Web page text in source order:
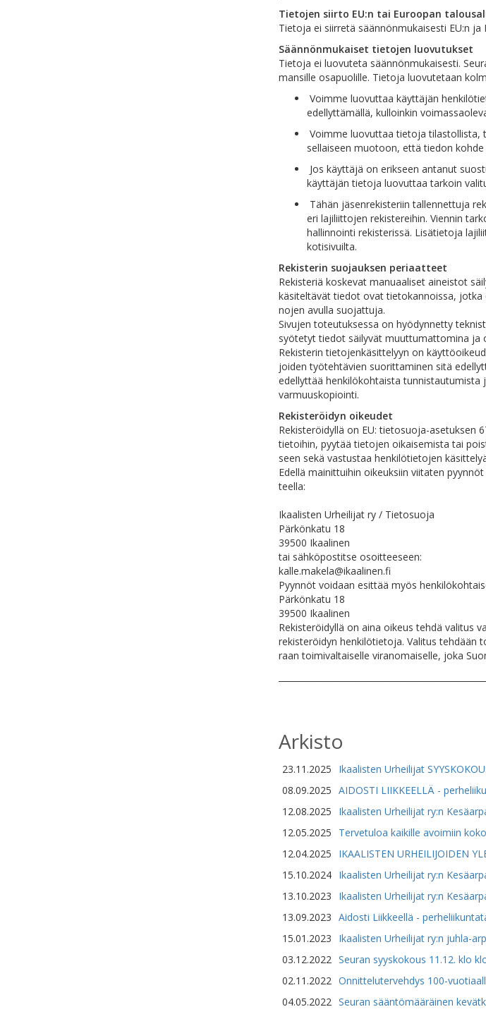
Tietojen siirto EU:n tai Euroopan
Tietoja ei siirretä säännönmukaisesti EU:n
Säännönmukaiset tietojen luovutukset
Tietoja ei luovuteta säännönmukaisesti.
mansille osapuolille. Tietoja luovutetaan
Voimme luovuttaa käyttäjän
edellyttämällä, kulloinkin
Voimme luovuttaa tietoja
sellaiseen muotoon, että tiedon
Jos käyttäjä on erikseen antanut
käyttäjän tietoja luovuttaa tarkoin
Tähän jäsenrekisteriin tallennettuja
eri lajiliittojen rekistereihin. Viennin
hallinnointi rekisterissä. Lisätietoja
kotisivuilta.
Rekisterin suojauksen periaatteet
Rekisteriä koskevat manuaaliset aineistot
käsiteltävät tiedot ovat tietokannoissa,
nojen avulla suojattuja.
Sivujen toteutuksessa on hyödynnetty
syötetyt tiedot säilyvät muuttumattomina ja
Rekisterin tietojenkäsittelyyn on
joiden työtehtävien suorittaminen sitä
edellyttää henkilökohtaista tunnistautumista
varmuuskopiointi.
Rekisteröidyn oikeudet
Rekisteröidyllä on EU: tietosuoja-asetuksen
tietoihin, pyytää tietojen oikaisemista tai
seen sekä vastustaa henkilötietojen
Edellä mainittuihin oikeuksiin viitaten
teella:
Ikaalisten Urheilijat ry / Tietosuoja
Pärkönkatu 18
39500 Ikaalinen
tai sähköpostitse osoitteeseen:
kalle.makela@ikaalinen.fi
Pyynnöt voidaan esittää myös
Pärkönkatu 18
39500 Ikaalinen
Rekisteröidyllä on aina oikeus tehdä valitus
rekisteröidyn henkilötietoja. Valitus tehdään
raan toimivaltaiselle viranomaiselle, joka
Arkisto
23.11.2025
Ikaalisten Urheilijat
08.09.2025 AIDOSTI LIIKKEELLÄ -
12.08.2025
Ikaalisten Urheilijat ry:n
12.05.2025
Tervetuloa kaikille avoimiin
12.04.2025
IKAALISTEN URHEILIJOIDEN
15.10.2024
Ikaalisten Urheilijat ry:n
13.10.2023
Ikaalisten Urheilijat ry:n
13.09.2023 Aidosti Liikkeellä -
15.01.2023
Ikaalisten Urheilijat ry:n juhla-
03.12.2022 Seuran syyskokous 11.12. klo
02.11.2022 Onnittelutervehdys 100-
04.05.2022 Seuran sääntömääräinen